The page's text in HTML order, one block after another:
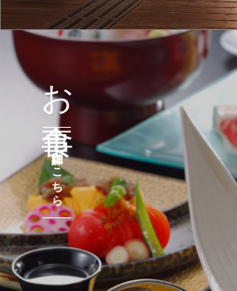
お食事
詳細はこちら